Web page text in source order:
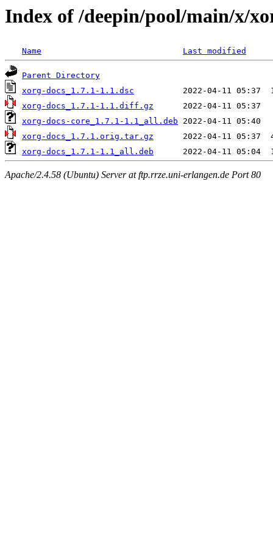
Index of /deepin/pool/main/x/
Name Last modified
Parent Directory
xorg-docs_1.7.1-1.1.dsc
xorg-docs_1.7.1-1.1.diff.gz
xorg-docs-core_1.7.1-1.1_all.deb
xorg-docs_1.7.1.orig.tar.gz
xorg-docs_1.7.1-1.1_all.deb
Apache/2.4.58 (Ubuntu) Server at ftp.rrze.uni-erlangen.de Port 80